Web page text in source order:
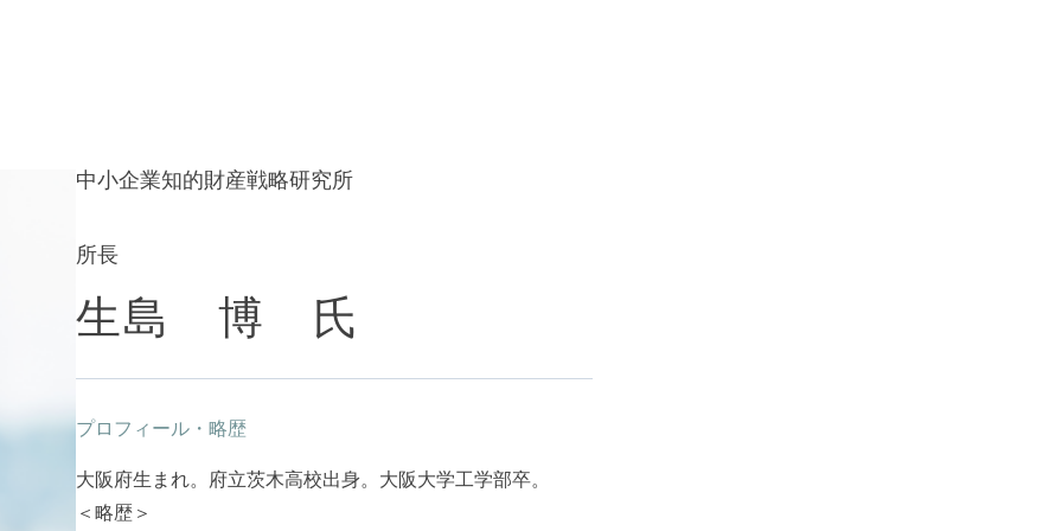
中小企業知的財産戦略研究所
所長
生島 博 氏
プロフィール・略歴
大阪府生まれ。府立茨木高校出身。大阪大学工学部卒。
＜略歴＞